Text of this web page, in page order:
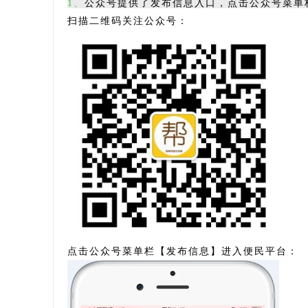
1、 公众号提供了发布信息入口，点击公众号菜单
扫描二维码关注公众号：
点击公众号菜单栏 【 发布信息】进入便民平台：